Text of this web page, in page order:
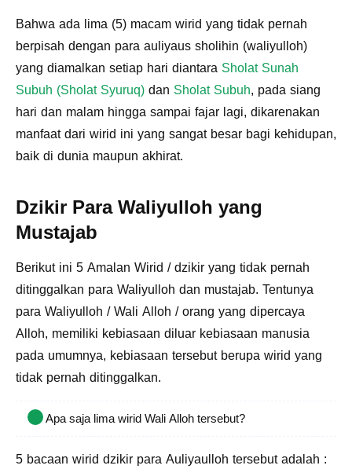
‌Bahwa ada lima (5) macam wirid yang tidak pernah
berpisah dengan para auliyaus sholihin (waliyulloh)
yang diamalkan setiap hari diantara Sholat Sunah
Subuh (Sholat Syuruq) dan Sholat Subuh, pada siang
hari dan malam hingga sampai fajar lagi, dikarenakan
manfaat dari wirid ini yang sangat besar bagi kehidupan,
baik di dunia maupun akhirat.
Dzikir Para Waliyulloh yang
Mustajab
Berikut ini 5 Amalan Wirid / dzikir yang tidak pernah
ditinggalkan para Waliyulloh dan mustajab. Tentunya
para Waliyulloh / Wali Alloh / orang yang dipercaya
Alloh, memiliki kebiasaan diluar kebiasaan manusia
pada umumnya, kebiasaan tersebut berupa wirid yang
tidak pernah ditinggalkan.
Apa saja lima wirid Wali Alloh tersebut?
5 bacaan wirid dzikir para Auliyaulloh tersebut adalah :